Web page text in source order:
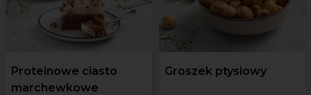
Proteinowe ciasto
marchewkowe
Groszek ptysiowy